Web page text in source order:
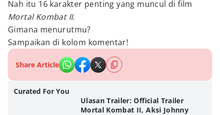
Nah itu 16 karakter penting yang muncul di film
Mortal Kombat II.
Gimana menurutmu?
Sampaikan di kolom komentar!
Share Article
Curated For You
Ulasan Trailer: Official Trailer
Mortal Kombat II, Aksi Johnny